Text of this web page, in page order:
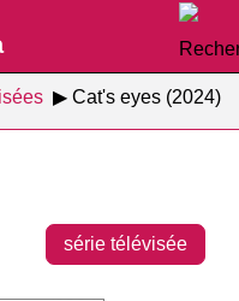
Cat's eyes (2024)
série télévisée